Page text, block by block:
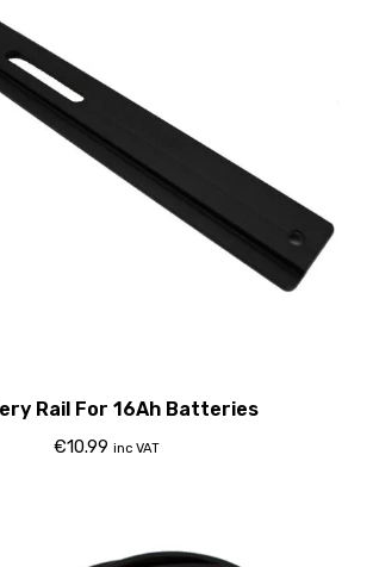
Rail For 16Ah Batteries
€10.99 inc VAT